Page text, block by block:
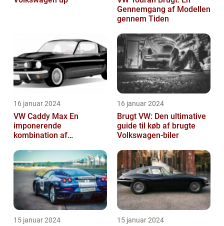
Gennemgang af Modellen
gennem Tiden
16 januar 2024
VW Caddy Max En
imponerende
kombination af
og komfort
16 januar 2024
Brugt VW: Den ultimative
guide til køb af brugte
Volkswagen-biler
15 januar 2024 15 januar 2024